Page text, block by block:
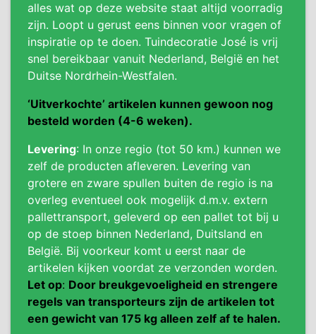
alles wat op deze website staat altijd voorradig
zijn. Loopt u gerust eens binnen voor vragen of
inspiratie op te doen. Tuindecoratie José is vrij
snel bereikbaar vanuit Nederland, België en het
Duitse Nordrhein-Westfalen.
‘Uitverkochte’ artikelen kunnen gewoon nog
besteld worden (4-6 weken).
Levering: In onze regio (tot 50 km.) kunnen we
zelf de producten afleveren. Levering van
grotere en zware spullen buiten de regio is na
overleg eventueel ook mogelijk d.m.v. extern
pallettransport, geleverd op een pallet tot bij u
op de stoep binnen Nederland, Duitsland en
België. Bij voorkeur komt u eerst naar de
artikelen kijken voordat ze verzonden worden.
Let op: Door breukgevoeligheid en strengere
regels van transporteurs zijn de artikelen tot
een gewicht van 175 kg alleen zelf af te halen.